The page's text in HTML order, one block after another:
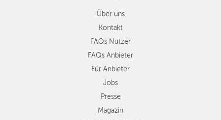
Über uns
Kontakt
FAQs Nutzer
FAQs Anbieter
Für Anbieter
Jobs
Presse
Magazin